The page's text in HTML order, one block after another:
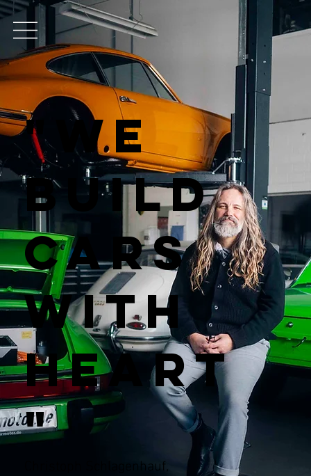
"We
build
cars
with
heart
"
Christoph Schlagenhauf,